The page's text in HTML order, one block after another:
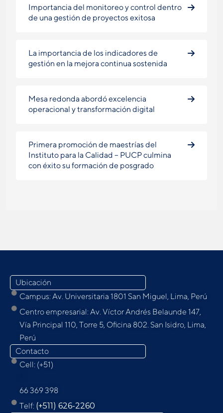
Importancia del monitoreo y control dentro
de una gestión de proyectos exitosa
La importancia de los indicadores de
gestión en la mejora continua sostenida
Mesa redonda abordó excelencia
operacional y transformación digital
Primera promoción de maestrías del
Instituto para la Calidad – PUCP culmina
con éxito su formación de posgrado
Ubicación
Campus: Av. Universitaria 1801 San Miguel, Lima, Perú
Centro empresarial: Av. Víctor Andrés Belaunde 147,
Vía Principal 110, Torre 5, Oﬁcina 802. San Isidro, Lima,
Perú
Contacto
Cell: (+51)
66 369 398
Telf: (+511) 626-2260